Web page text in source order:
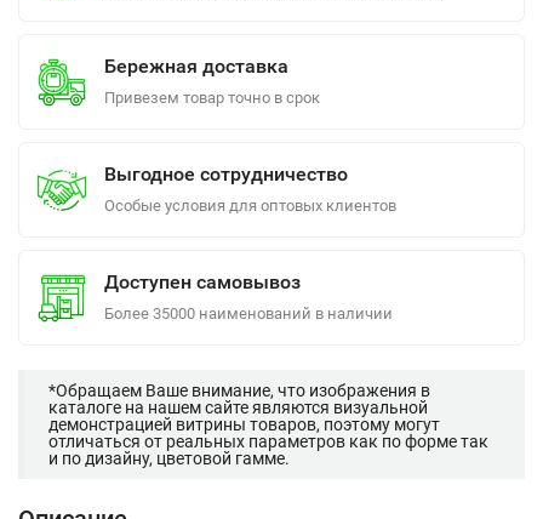
Бережная доставка
Привезем товар точно в срок
Выгодное сотрудничество
Особые условия для оптовых клиентов
Доступен самовывоз
Более 35000 наименований в наличии
*Обращаем Ваше внимание, что изображения в
каталоге на нашем сайте являются визуальной
демонстрацией витрины товаров, поэтому могут
отличаться от реальных параметров как по форме так
и по дизайну, цветовой гамме.